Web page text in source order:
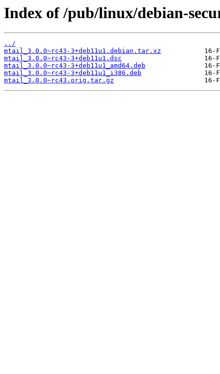
Index of /pub/linux/debian-
../
mtail_3.0.0~rc43-3+deb11u1.debian.tar.xz
mtail_3.0.0~rc43-3+deb11u1.dsc
mtail_3.0.0~rc43-3+deb11u1_amd64.deb
mtail_3.0.0~rc43-3+deb11u1_i386.deb
mtail_3.0.0~rc43.orig.tar.gz